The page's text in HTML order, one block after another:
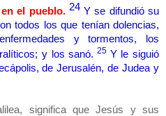
el pueblo. 24Y se difundió su
todos los que tenían dolencias,
y tormentos, los
y los sanó. 25 Y le siguió
de Jerusalén, de Judea y
significa que Jesús y sus